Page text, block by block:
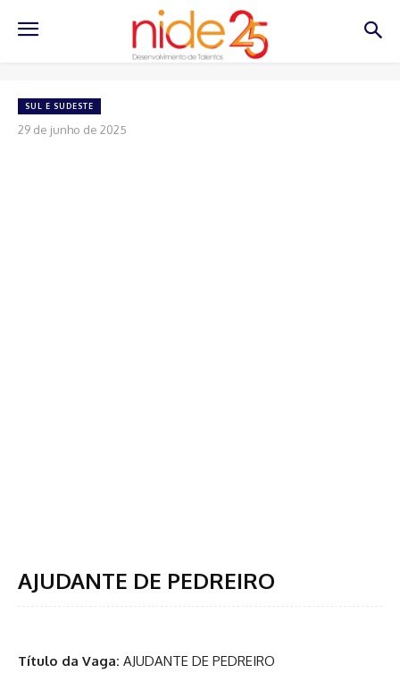
SUL E SUDESTE
29 de junho de 2025
AJUDANTE DE PEDREIRO
Título da Vaga: AJUDANTE DE PEDREIRO